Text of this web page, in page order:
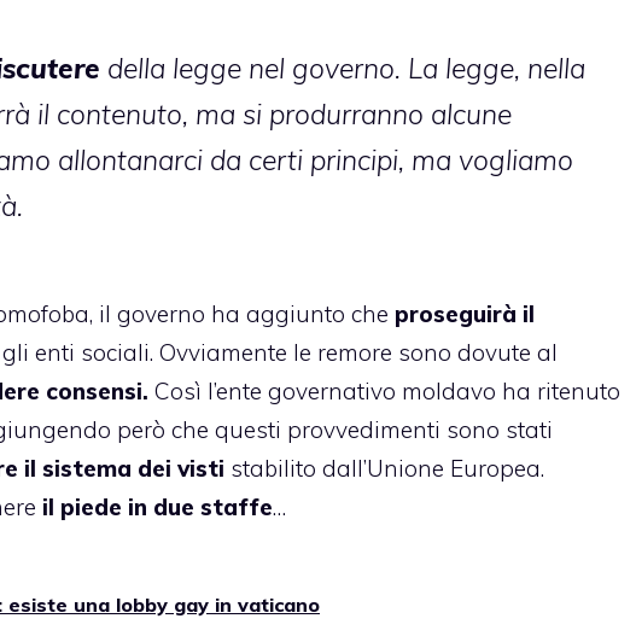
della legge nel governo. La legge, nella
il contenuto, ma si produrranno alcune
allontanarci da certi principi, ma vogliamo
il governo ha aggiunto che proseguirà il
enti sociali. Ovviamente le remore sono dovute al
consensi. Così l’ente governativo moldavo ha ritenuto
però che questi provvedimenti sono stati
il sistema dei visti stabilito dall’Unione Europea.
il piede in due staffe…
esiste una lobby gay in vaticano